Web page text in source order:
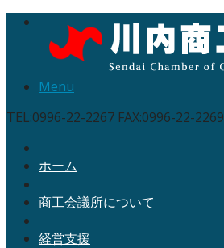
Menu
TEL:0996-22-2267 FAX:0996-22-2269
ホーム
商工会議所について
経営支援